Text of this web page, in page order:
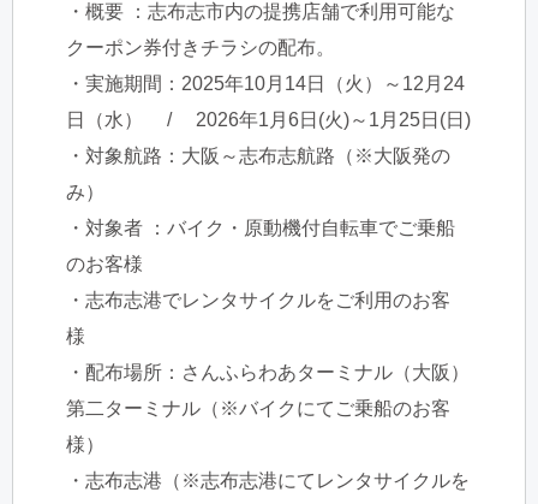
・概要 ：志布志市内の提携店舗で利用可能な
クーポン券付きチラシの配布。
・実施期間：2025年10月14日（火）～12月24
日（水） / 2026年1月6日(火)～1月25日(日)
・対象航路：大阪～志布志航路（※大阪発の
み）
・対象者 ：バイク・原動機付自転車でご乗船
のお客様
・志布志港でレンタサイクルをご利用のお客
様
・配布場所：さんふらわあターミナル（大阪）
第二ターミナル（※バイクにてご乗船のお客
様）
・志布志港（※志布志港にてレンタサイクルを